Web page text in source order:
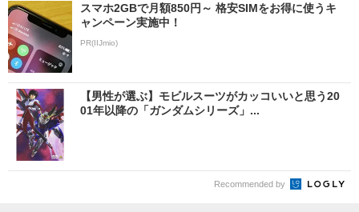
スマホ2GBで月額850円～ 格安SIMをお得に使うキ
ャンペーン実施中！
PR(IIJmio)
【男性が選ぶ】モビルスーツがカッコいいと思う20
01年以降の「ガンダムシリーズ」...
Recommended by